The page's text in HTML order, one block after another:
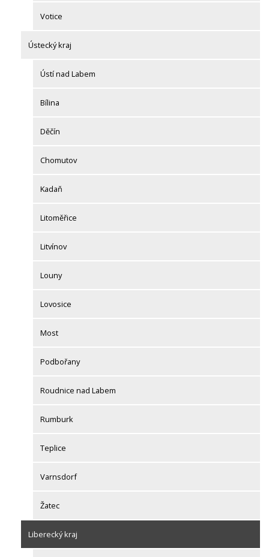
Votice
Ústecký kraj
Ústí nad Labem
Bílina
Děčín
Chomutov
Kadaň
Litoměřice
Litvínov
Louny
Lovosice
Most
Podbořany
Roudnice nad Labem
Rumburk
Teplice
Varnsdorf
Žatec
Liberecký kraj